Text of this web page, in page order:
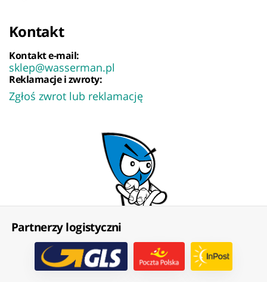
Kontakt
Kontakt e-mail:
sklep@wasserman.pl
Reklamacje i zwroty:
Zgłoś zwrot lub reklamację
Partnerzy logistyczni